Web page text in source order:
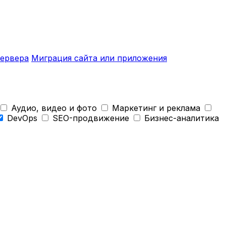
Миграция сайта или приложения
Аудио, видео и фото
Маркетинг и реклама
DevOps
SEO-продвижение Бизнес-аналитика